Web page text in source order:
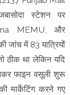
स्टेशन पर
MEMU, और
में 83 यात्रियों
ठीक था लेकिन यदि
फाइन वसूली शुरू
मार्केटिंग करने गए